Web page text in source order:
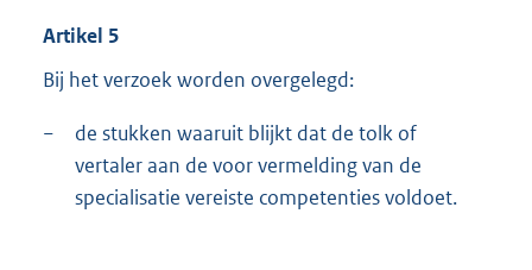
r
n
e
l
Artikel 5
Bij het verzoek worden overgelegd:
−
de stukken waaruit blijkt dat de tolk of
vertaler aan de voor vermelding van de
specialisatie vereiste competenties voldoet.